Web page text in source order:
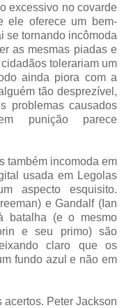
excessivo no covarde
ele oferece um bem-
se tornando incômoda
as mesmas piadas e
tolerariam um
ainda piora com a
tão desprezível,
problemas causados
punição parece
também incomoda em
usada em Legolas
aspecto esquisito.
e Gandalf (Ian
batalha (e o mesmo
e seu primo) são
claro que os
fundo azul e não em
acertos. Peter Jackson